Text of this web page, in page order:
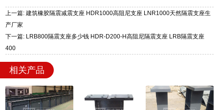
上一篇: 建筑橡胶隔震减震支座 HDR1000高阻尼支座 LNR1000天然隔震支座生
产厂家
下一篇: LRB800隔震支座多少钱 HDR-D200-H高阻尼隔震支座 LRB隔震支座
400
相关产品